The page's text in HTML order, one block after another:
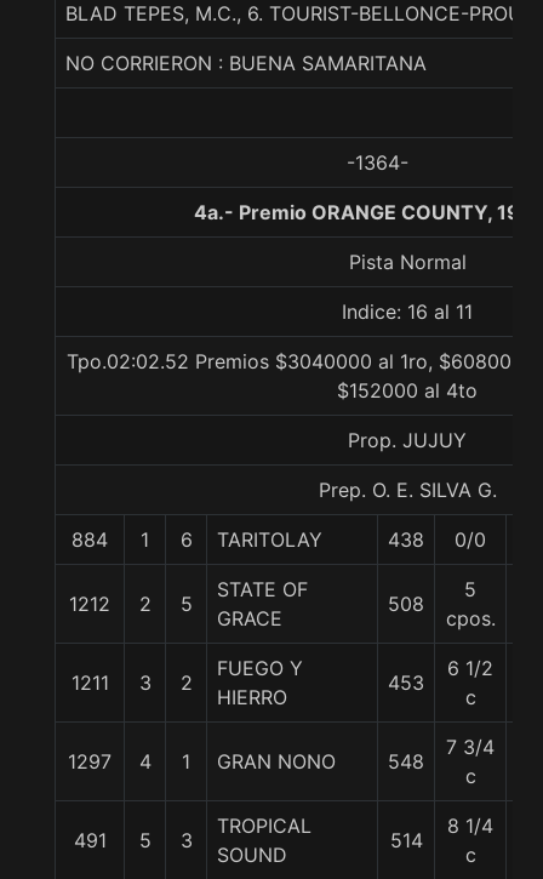
BLAD TEPES, M.C., 6. TOURIST-BELLONCE-
NO CORRIERON : BUENA SAMARITANA
-1364-
4a.- Premio ORANGE COUNTY,
Pista Normal
Indice: 16 al 11
Tpo.02:02.52 Premios $3040000 al 1ro, $608000
$152000 al 4to
Prop. JUJUY
Prep. O. E. SILVA G.
884 1 6 TARITOLAY 438 0/0
1212 2 5
STATE OF
GRACE
508
5
cpos.
1211 3 2
FUEGO Y
HIERRO
453
6 1/2
c
1297 4 1 GRAN NONO 548
7 3/4
c
491 5 3
TROPICAL
SOUND
514
8 1/4
c